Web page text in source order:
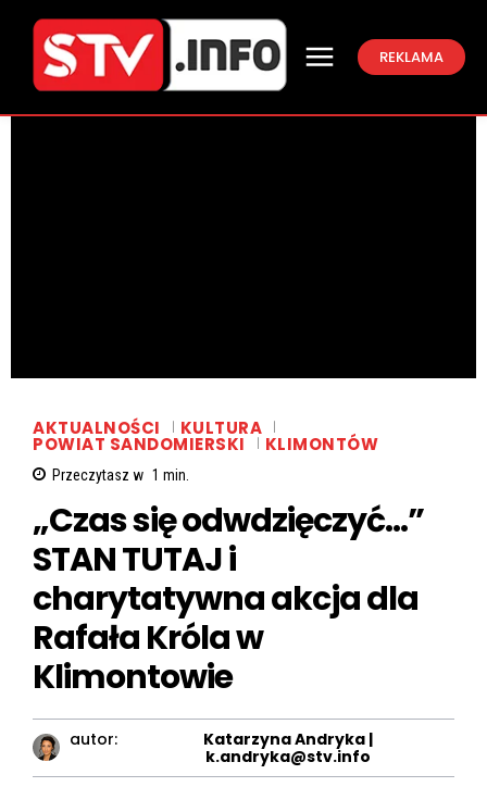
REKLAMA
AKTUALNOŚCI KULTURA
POWIAT SANDOMIERSKI KLIMONTÓW
Przeczytasz w 1 min.
„Czas się odwdzięczyć…”
STAN TUTAJ i
charytatywna akcja dla
Rafała Króla w
Klimontowie
autor:
Katarzyna Andryka |
k.andryka@stv.info